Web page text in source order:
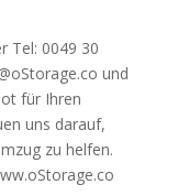
Tel: 0049 30
und
für Ihren
uns darauf,
zu helfen.